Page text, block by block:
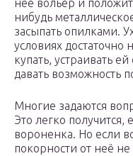
нее вольер и
нибудь
засыпать опилками.
условиях достаточно
купать, устраивать
давать возможность
Многие задаются
Это легко получится,
вороненка. Но если
покорности от неё